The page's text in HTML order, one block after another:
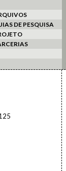
DE PESQUISA